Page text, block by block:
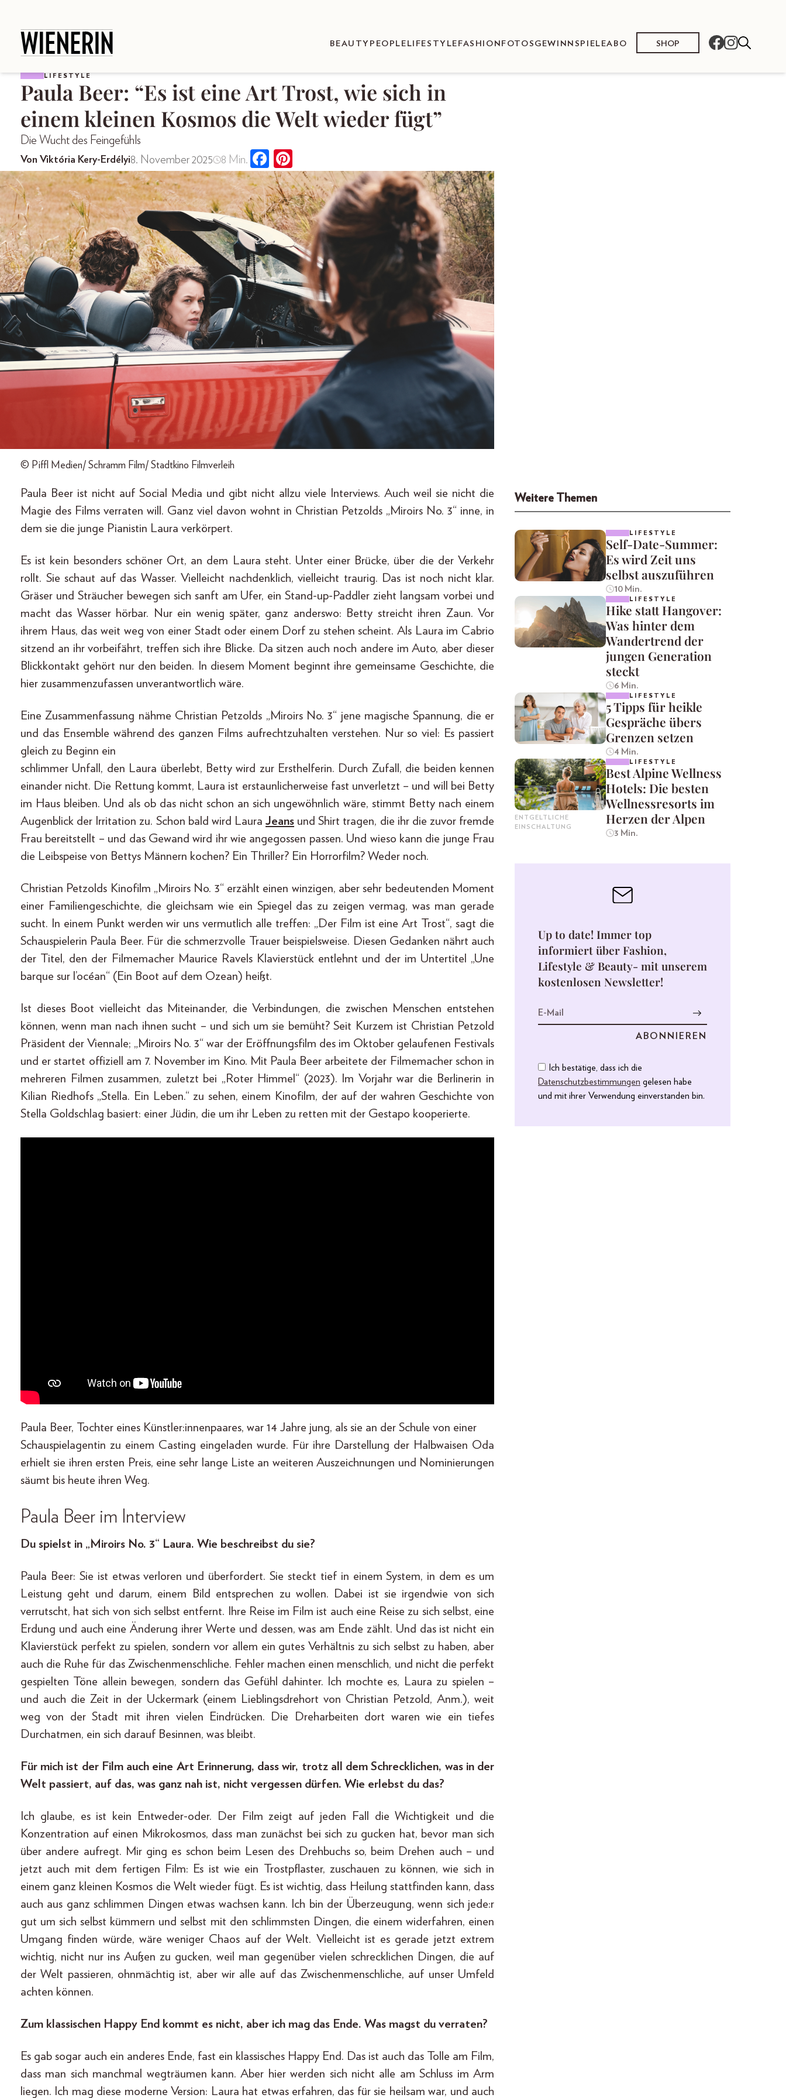
BEAUTY PEOPLE LIFESTYLE FASHION FOTOS GEWINNSPIELEABO SHOP
LIFESTYLE
Paula Beer: “Es ist eine Art Trost, wie sich in
einem kleinen Kosmos die Welt wieder fügt”
Die Wucht des Feingefühls
Von Viktória Kery-Erdélyi8. November 2025 8 Min.
© Piffl Medien/ Schramm Film/ Stadtkino Filmverleih
Paula Beer ist nicht auf Social Media und gibt nicht allzu viele Interviews. Auch weil sie nicht die
Magie des Films verraten will. Ganz viel davon wohnt in Christian Petzolds „Miroirs No. 3“ inne, in
dem sie die junge Pianistin Laura verkörpert.
Es ist kein besonders schöner Ort, an dem Laura steht. Unter einer Brücke, über die der Verkehr
rollt. Sie schaut auf das Wasser. Vielleicht nachdenklich, vielleicht traurig. Das ist noch nicht klar.
Gräser und Sträucher bewegen sich sanft am Ufer, ein Stand-up-Paddler zieht langsam vorbei und
macht das Wasser hörbar. Nur ein wenig später, ganz anderswo: Betty streicht ihren Zaun. Vor
ihrem Haus, das weit weg von einer Stadt oder einem Dorf zu stehen scheint. Als Laura im Cabrio
sitzend an ihr vorbeifährt, treffen sich ihre Blicke. Da sitzen auch noch andere im Auto, aber dieser
Blickkontakt gehört nur den beiden. In diesem Moment beginnt ihre gemeinsame Geschichte, die
hier zusammenzufassen unverantwortlich wäre.
Eine Zusammenfassung nähme Christian Petzolds „Miroirs No. 3“ jene magische Spannung, die er
und das Ensemble während des ganzen Films aufrechtzuhalten verstehen. Nur so viel: Es passiert
gleich zu Beginn ein
schlimmer Unfall, den Laura überlebt, Betty wird zur Ersthelferin. Durch Zufall, die beiden kennen
einander nicht. Die Rettung kommt, Laura ist erstaunlicherweise fast unverletzt – und will bei Betty
im Haus bleiben. Und als ob das nicht schon an sich ungewöhnlich wäre, stimmt Betty nach einem
Augenblick der Irritation zu. Schon bald wird Laura Jeans und Shirt tragen, die ihr die zuvor fremde
Frau bereitstellt – und das Gewand wird ihr wie angegossen passen. Und wieso kann die junge Frau
die Leibspeise von Bettys Männern kochen? Ein Thriller? Ein Horrorfilm? Weder noch.
Christian Petzolds Kinofilm „Miroirs No. 3“ erzählt einen winzigen, aber sehr bedeutenden Moment
einer Familiengeschichte, die gleichsam wie ein Spiegel das zu zeigen vermag, was man gerade
sucht. In einem Punkt werden wir uns vermutlich alle treffen: „Der Film ist eine Art Trost“, sagt die
Schauspielerin Paula Beer. Für die schmerzvolle Trauer beispielsweise. Diesen Gedanken nährt auch
der Titel, den der Filmemacher Maurice Ravels Klavierstück entlehnt und der im Untertitel „Une
barque sur l’océan“ (Ein Boot auf dem Ozean) heißt.
Ist dieses Boot vielleicht das Miteinander, die Verbindungen, die zwischen Menschen entstehen
können, wenn man nach ihnen sucht – und sich um sie bemüht? Seit Kurzem ist Christian Petzold
Präsident der Viennale; „Miroirs No. 3“ war der Eröffnungsfilm des im Oktober gelaufenen Festivals
und er startet offiziell am 7. November im Kino. Mit Paula Beer arbeitete der Filmemacher schon in
mehreren Filmen zusammen, zuletzt bei „Roter Himmel“ (2023). Im Vorjahr war die Berlinerin in
Kilian Riedhofs „Stella. Ein Leben.“ zu sehen, einem Kinofilm, der auf der wahren Geschichte von
Stella Goldschlag basiert: einer Jüdin, die um ihr Leben zu retten mit der Gestapo kooperierte.
Paula Beer, Tochter eines Künstler:innenpaares, war 14 Jahre jung, als sie an der Schule von einer
Schauspielagentin zu einem Casting eingeladen wurde. Für ihre Darstellung der Halbwaisen Oda
erhielt sie ihren ersten Preis, eine sehr lange Liste an weiteren Auszeichnungen und Nominierungen
säumt bis heute ihren Weg.
Paula Beer im Interview
Du spielst in „Miroirs No. 3“ Laura. Wie beschreibst du sie?
Paula Beer: Sie ist etwas verloren und überfordert. Sie steckt tief in einem System, in dem es um
Leistung geht und darum, einem Bild entsprechen zu wollen. Dabei ist sie irgendwie von sich
verrutscht, hat sich von sich selbst entfernt. Ihre Reise im Film ist auch eine Reise zu sich selbst, eine
Erdung und auch eine Änderung ihrer Werte und dessen, was am Ende zählt. Und das ist nicht ein
Klavierstück perfekt zu spielen, sondern vor allem ein gutes Verhältnis zu sich selbst zu haben, aber
auch die Ruhe für das Zwischenmenschliche. Fehler machen einen menschlich, und nicht die perfekt
gespielten Töne allein bewegen, sondern das Gefühl dahinter. Ich mochte es, Laura zu spielen –
und auch die Zeit in der Uckermark (einem Lieblingsdrehort von Christian Petzold, Anm.), weit
weg von der Stadt mit ihren vielen Eindrücken. Die Dreharbeiten dort waren wie ein tiefes
Durchatmen, ein sich darauf Besinnen, was bleibt.
Für mich ist der Film auch eine Art Erinnerung, dass wir, trotz all dem Schrecklichen, was in der
Welt passiert, auf das, was ganz nah ist, nicht vergessen dürfen. Wie erlebst du das?
Ich glaube, es ist kein Entweder-oder. Der Film zeigt auf jeden Fall die Wichtigkeit und die
Konzentration auf einen Mikrokosmos, dass man zunächst bei sich zu gucken hat, bevor man sich
über andere aufregt. Mir ging es schon beim Lesen des Drehbuchs so, beim Drehen auch – und
jetzt auch mit dem fertigen Film: Es ist wie ein Trostpflaster, zuschauen zu können, wie sich in
einem ganz kleinen Kosmos die Welt wieder fügt. Es ist wichtig, dass Heilung stattfinden kann, dass
auch aus ganz schlimmen Dingen etwas wachsen kann. Ich bin der Überzeugung, wenn sich jede:r
gut um sich selbst kümmern und selbst mit den schlimmsten Dingen, die einem widerfahren, einen
Umgang finden würde, wäre weniger Chaos auf der Welt. Vielleicht ist es gerade jetzt extrem
wichtig, nicht nur ins Außen zu gucken, weil man gegenüber vielen schrecklichen Dingen, die auf
der Welt passieren, ohnmächtig ist, aber wir alle auf das Zwischenmenschliche, auf unser Umfeld
achten können.
Zum klassischen Happy End kommt es nicht, aber ich mag das Ende. Was magst du verraten?
Es gab sogar auch ein anderes Ende, fast ein klassisches Happy End. Das ist auch das Tolle am Film,
dass man sich manchmal wegträumen kann. Aber hier werden sich nicht alle am Schluss im Arm
liegen. Ich mag diese moderne Version: Laura hat etwas erfahren, das für sie heilsam war, und auch
Weitere Themen
LIFESTYLE
Self-Date-Summer:
Es wird Zeit uns
selbst auszuführen
10 Min.
LIFESTYLE
Hike statt Hangover:
Was hinter dem
Wandertrend der
jungen Generation
steckt
6 Min.
LIFESTYLE
5 Tipps für heikle
Gespräche übers
Grenzen setzen
4 Min.
ENTGELTLICHE
EINSCHALTUNG
LIFESTYLE
Best Alpine Wellness
Hotels: Die besten
Wellnessresorts im
Herzen der Alpen
3 Min.
Up to date! Immer top
informiert über Fashion,
Lifestyle & Beauty- mit unserem
kostenlosen Newsletter!
Ich bestätige, dass ich die
Datenschutzbestimmungen gelesen habe
und mit ihrer Verwendung einverstanden bin.